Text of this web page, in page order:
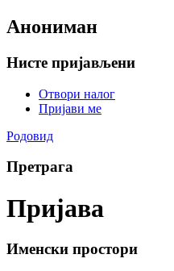
Анониман
Нисте пријављени
Отвори налог
Пријави ме
Родовид
Претрага
Пријава
Именски простори